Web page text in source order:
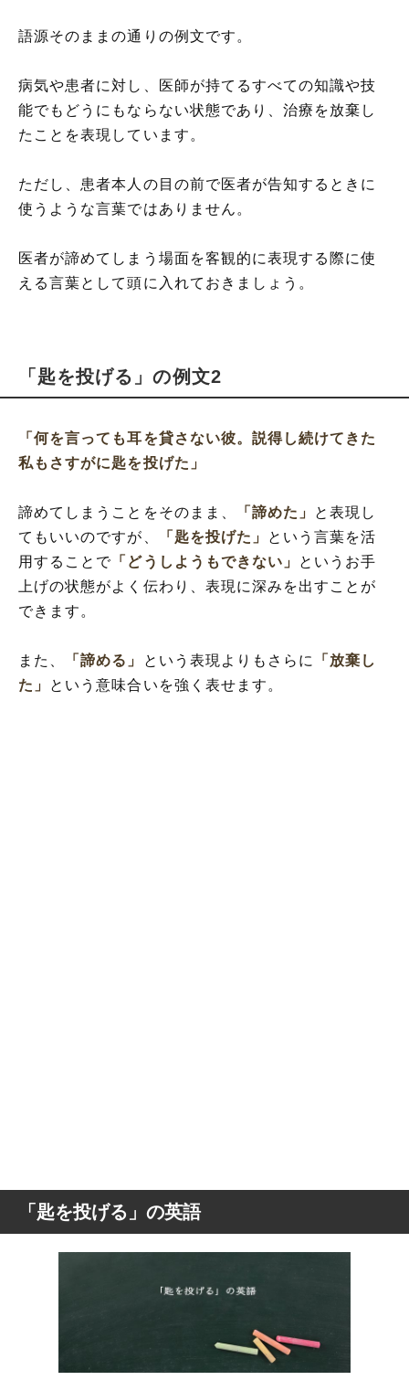
語源そのままの通りの例文です。
病気や患者に対し、医師が持てるすべての知識や技
能でもどうにもならない状態であり、治療を放棄し
たことを表現しています。
ただし、患者本人の目の前で医者が告知するときに
使うような言葉ではありません。
医者が諦めてしまう場面を客観的に表現する際に使
える言葉として頭に入れておきましょう。
「匙を投げる」の例文2
「何を言っても耳を貸さない彼。説得し続けてきた
私もさすがに匙を投げた」
諦めてしまうことをそのまま、 「諦めた」
と表現し
てもいいのですが、
「匙を投げた」
という言葉を活
用することで 「どうしようもできない」
というお手
上げの状態がよく伝わり、表現に深みを出すことが
できます。
また、 「諦める」 という表現よりもさらに
「放棄し
た」
という意味合いを強く表せます。
「匙を投げる」の英語